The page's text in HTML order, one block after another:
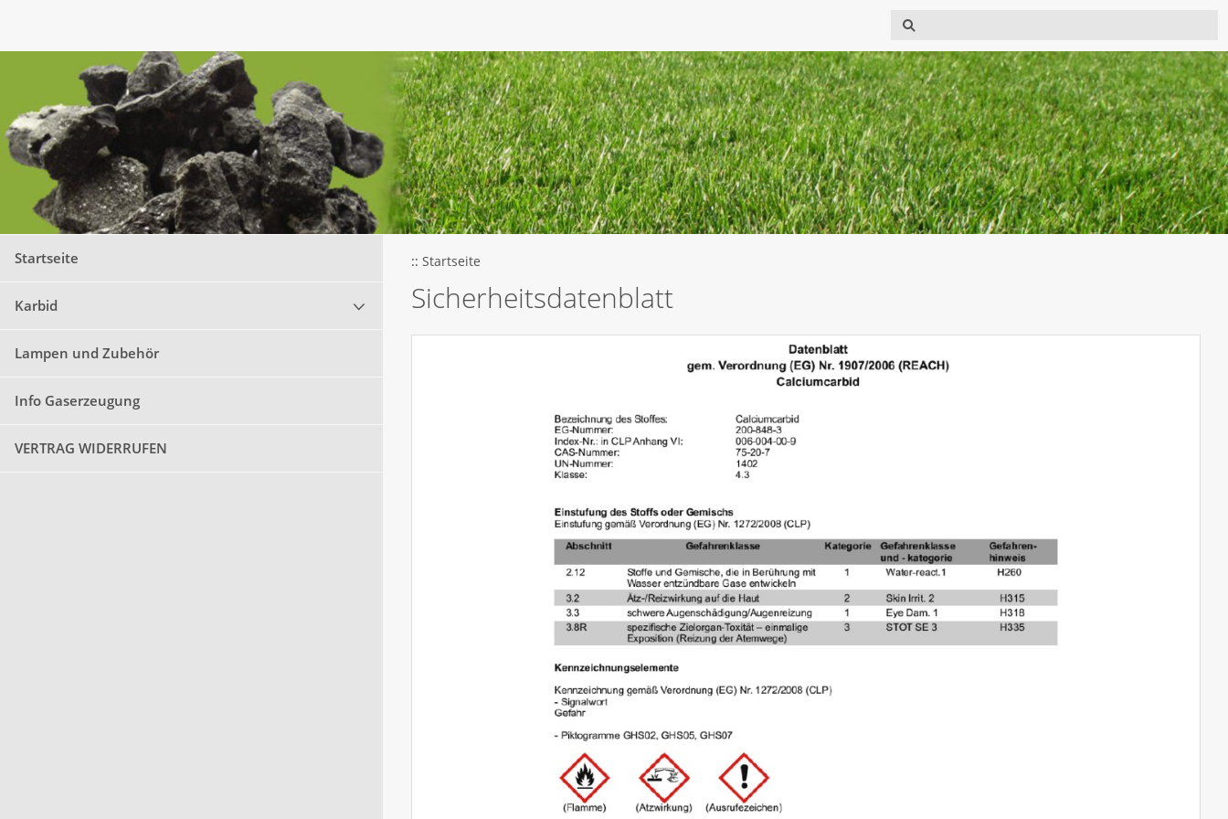
Startseite
Karbid
Lampen und Zubehör
Info Gaserzeugung
VERTRAG WIDERRUFEN
:: Startseite
Sicherheitsdatenblatt